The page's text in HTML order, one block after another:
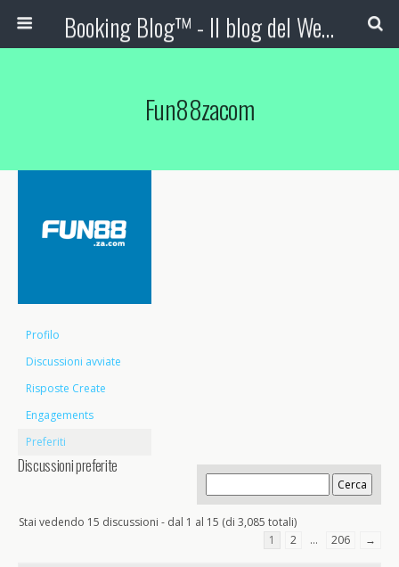
Booking Blog™ - Il blog del Web Marketing Turistico
Fun88zacom
Profilo
Discussioni avviate
Risposte Create
Engagements
Preferiti
Discussioni preferite
Stai vedendo 15 discussioni - dal 1 al 15 (di 3,085 totali)
1
2 … 206 →